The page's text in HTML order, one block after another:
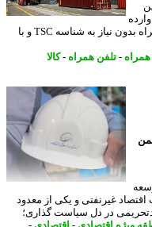
حذف شد که طبق این بخشنامه، گوشی های همراه بدون نیاز به شناسه TSC و با
- تلفن همراه- کالا
غیرنفتی و یکی از معدود
در دل سیاست گذاری؛